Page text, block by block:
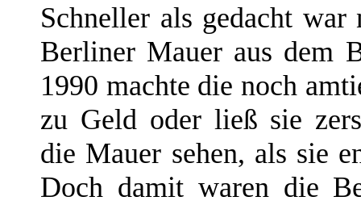
Schneller als gedacht
Berliner Mauer aus dem
1990 machte die noch
zu Geld oder ließ sie
die Mauer sehen, als sie
Doch damit waren die